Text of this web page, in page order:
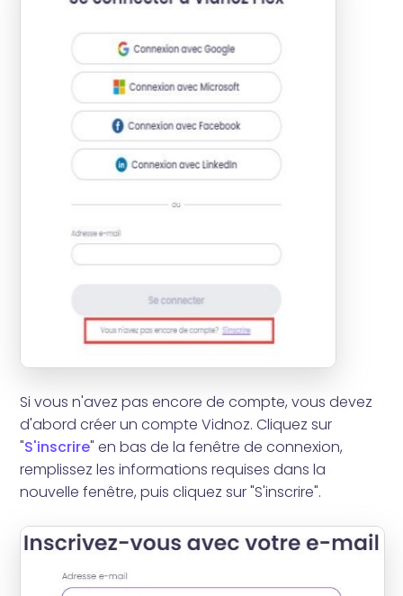
Si vous n'avez pas encore de compte, vous devez
d'abord créer un compte Vidnoz. Cliquez sur
"S'inscrire" en bas de la fenêtre de connexion,
remplissez les informations requises dans la
nouvelle fenêtre, puis cliquez sur "S'inscrire".